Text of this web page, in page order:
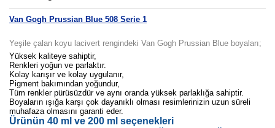
Van Gogh Prussian Blue 508 Serie 1
Yeşile çalan koyu lacivert rengindeki Van Gogh Prussian Blue boyaları;
Yüksek kaliteye sahiptir,
Renkleri yoğun ve parlaktır.
Kolay karışır ve kolay uygulanır,
Pigment bakımından yoğundur,
Tüm renkler pürüsüzdür ve aynı oranda yüksek parlaklığa sahiptir.
Boyaların ışığa karşı çok dayanıklı olması resimlerinizin uzun süreli
muhafaza olmasını garanti eder.
Ürünün 40 ml ve 200 ml seçenekleri